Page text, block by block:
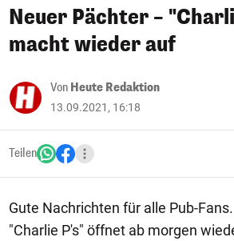
Neuer Pächter –
macht wieder auf
Von Heute Redaktion
13.09.2021, 16:18
Teilen
Gute Nachrichten für alle Pub-
"Charlie P's" öffnet ab morgen